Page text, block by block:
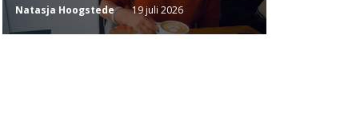
Natasja Hoogstede 19 juli 2026